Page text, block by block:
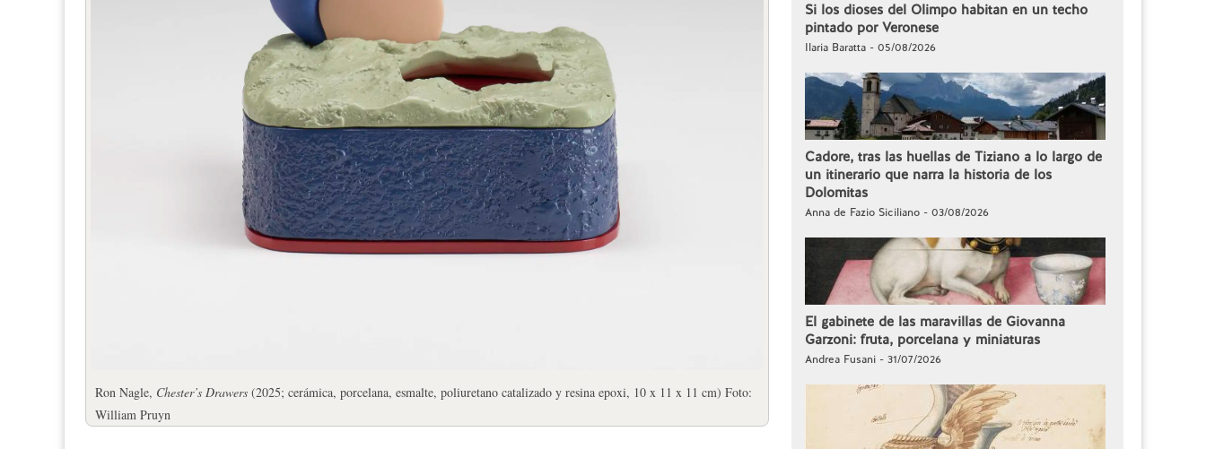
Ron Nagle, Chester’s Drawers (2025; cerámica, porcelana, esmalte, poliuretano catalizado y resina epoxi, 10 x 11 x 11 cm) Foto:
William Pruyn
Si los dioses del Olimpo habitan en un techo
pintado por Veronese
Ilaria Baratta - 05/08/2026
Cadore, tras las huellas de Tiziano a lo largo de
un itinerario que narra la historia de los
Dolomitas
Anna de Fazio Siciliano - 03/08/2026
El gabinete de las maravillas de Giovanna
Garzoni: fruta, porcelana y miniaturas
Andrea Fusani - 31/07/2026